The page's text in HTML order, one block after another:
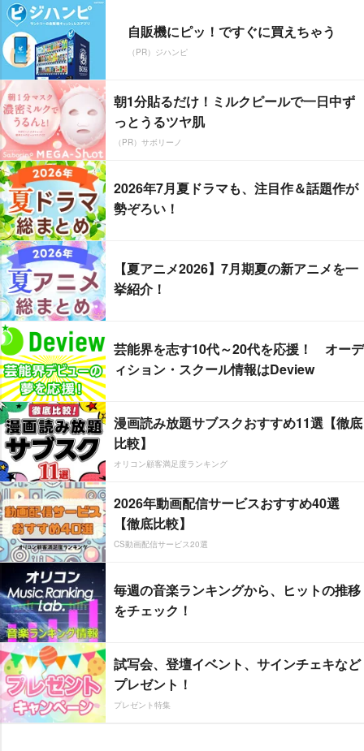
自販機にピッ！ですぐに買えちゃう
（PR）ジハンピ
朝1分貼るだけ！ミルクピールで一日中ず
っとうるツヤ肌
（PR）サボリーノ
2026年7月夏ドラマも、注目作＆話題作が
勢ぞろい！
【夏アニメ2026】7月期夏の新アニメを一
挙紹介！
芸能界を志す10代～20代を応援！ オーデ
ィション・スクール情報はDeview
漫画読み放題サブスクおすすめ11選【徹底
比較】
オリコン顧客満足度ランキング
2026年動画配信サービスおすすめ40選
【徹底比較】
CS動画配信サービス20選
毎週の音楽ランキングから、ヒットの推移
をチェック！
試写会、登壇イベント、サインチェキなど
プレゼント！
プレゼント特集